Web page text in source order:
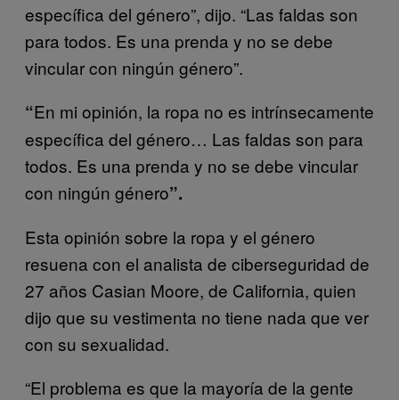
específica del género”, dijo. “Las faldas son
para todos. Es una prenda y no se debe
vincular con ningún género”.
“En mi opinión, la ropa no es intrínsecamente
específica del género… Las faldas son para
todos. Es una prenda y no se debe vincular
con ningún género”.
Esta opinión sobre la ropa y el género
resuena con el analista de ciberseguridad de
27 años Casian Moore, de California, quien
dijo que su vestimenta no tiene nada que ver
con su sexualidad.
“El problema es que la mayoría de la gente